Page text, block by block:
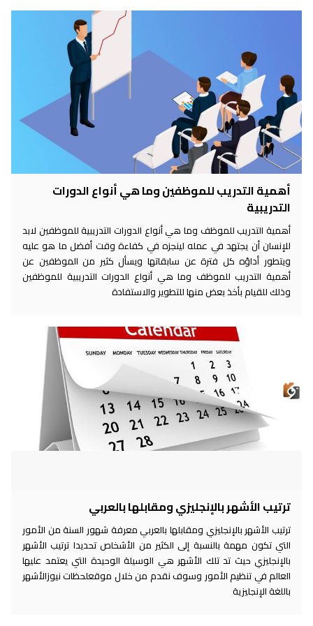
التدريب للموظفين وما هي أنواع الدورات
التدريب للموظف وما هي أنواع الدورات التدريبية للموظفين لابد
أن يجتهد في عمله لينجزه في كفاءة وقت أفضل ما هو عليه
أداؤه كل فترة عن سابقاتها ويسأل كثير من الموظفين عن
التدريب للموظف وما هي أنواع الدورات التدريبية للموظفين
للقيام بأخذ بعض منها للتطوير والاستفادة
الأشهر بالإنجليزي ومقابلها بالعربي
الأشهر بالإنجليزي ومقابلها بالعربي معرفة شهور السنة من الأمور
تكون مهمة بالنسبة إلى الكثير من الأشخاص تحديدا ترتيب الأشهر
حيث تد تلك الأشهر هي الوسيلة الوحيدة التي يعتمد عليها
في تنظيم الأمور وسوف نقدم من خلال موقعلحظات نيوزالأشهر
الإنجليزية